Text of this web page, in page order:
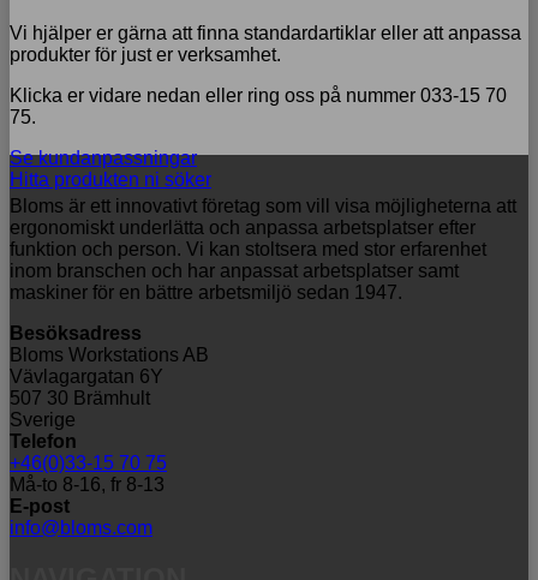
Vi hjälper er gärna att finna standardartiklar eller att anpassa
produkter för just er verksamhet.
Klicka er vidare nedan eller ring oss på nummer 033-15 70
75.
Se kundanpassningar
Hitta produkten ni söker
Bloms är ett innovativt företag som vill visa möjligheterna att
ergonomiskt underlätta och anpassa arbetsplatser efter
funktion och person. Vi kan stoltsera med stor erfarenhet
inom branschen och har anpassat arbetsplatser samt
maskiner för en bättre arbetsmiljö sedan 1947.
Besöksadress
Bloms Workstations AB
Vävlagargatan 6Y
507 30 Brämhult
Sverige
Telefon
+46(0)33-15 70 75
Må-to 8-16, fr 8-13
E-post
info@bloms.com